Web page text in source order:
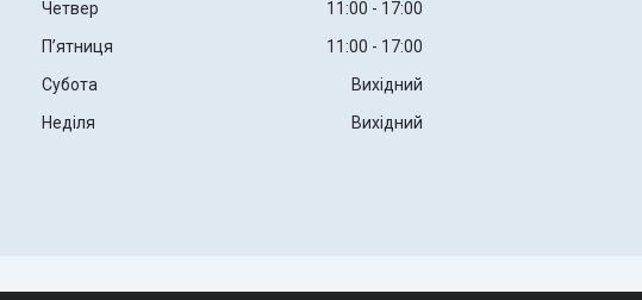
Четвер
11:00
17:00
Пʼятниця
11:00
17:00
Субота
Вихідний
Неділя
Вихідний